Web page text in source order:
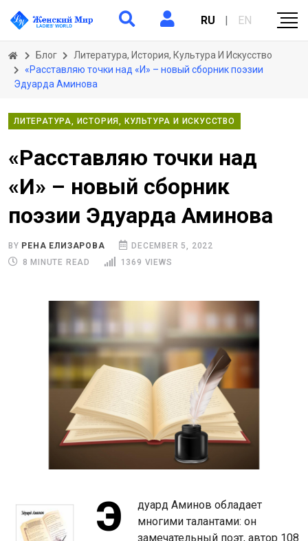
RU | EN
Блог
Литература, История, Культура И Искусство
«Расставляю точки над «И» – новый сборник поэзии
Эдуарда Аминова
ЛИТЕРАТУРА, ИСТОРИЯ, КУЛЬТУРА И ИСКУССТВО
«Расставляю точки над
«И» – новый сборник
поэзии Эдуарда Аминова
BY РЕНА ЕЛИЗАРОВА
DECEMBER 5, 2022
8 MINUTE READ
1369 VIEWS
Э
дуард Аминов обладает
многими талантами: он
замечательный поэт, автор 108